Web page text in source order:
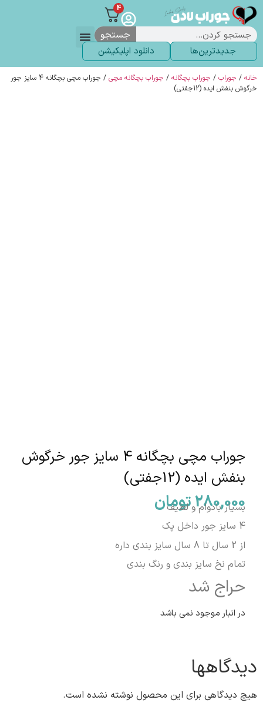
4
جستجو
جدیدترین‌ها دانلود اپلیکیشن
خانه / جوراب / جوراب بچگانه / جوراب بچگانه مچی
/ جوراب مچی بچگانه 4 سایز جور
خرگوش بنفش ایده (12جفتی)
جوراب مچی بچگانه 4 سایز جور خرگوش
بنفش ایده (12جفتی)
280,000تومان
بسیار بادوام و لطیف
4 سایز جور داخل پک
از 2 سال تا 8 سال سایز بندی داره
تمام نخ سایز بندی و رنگ بندی
حراج شد
در انبار موجود نمی باشد
دیدگاهها
هیچ دیدگاهی برای این محصول نوشته نشده است.